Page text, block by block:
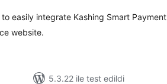
easily integrate Kashing Smart Payment
website.
5.3.22 ile test edildi